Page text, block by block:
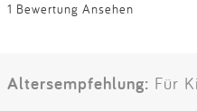
1 Bewertung Ansehen
Altersempfehlung: Für